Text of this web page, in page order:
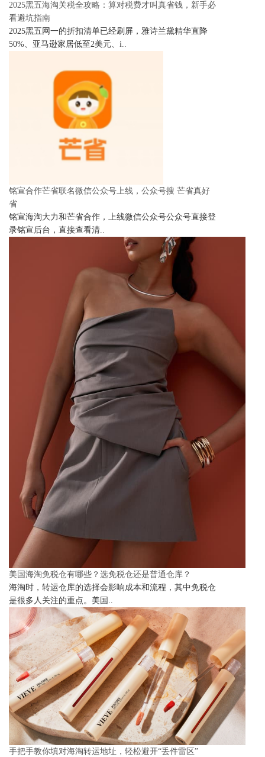
2025黑五海淘关税全攻略：算对税费才叫真省钱，新手必
看避坑指南
2025黑五网一的折扣清单已经刷屏，雅诗兰黛精华直降
50%、亚马逊家居低至2美元、i..
铭宣合作芒省联名微信公众号上线，公众号搜 芒省真好
省
铭宣海淘大力和芒省合作，上线微信公众号公众号直接登
录铭宣后台，直接查看清..
美国海淘免税仓有哪些？选免税仓还是普通仓库？
海淘时，转运仓库的选择会影响成本和流程，其中免税仓
是很多人关注的重点。美国..
手把手教你填对海淘转运地址，轻松避开“丢件雷区”